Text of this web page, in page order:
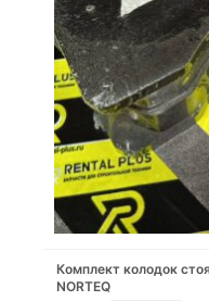
Комплект колодок
NORTEQ